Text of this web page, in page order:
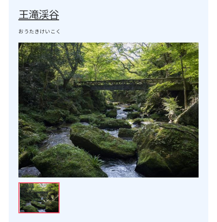
王滝渓谷
おうたきけいこく